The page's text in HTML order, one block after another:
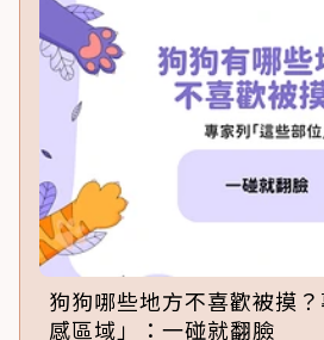
狗狗哪些地方不喜歡被摸
感區域」：一碰就翻臉